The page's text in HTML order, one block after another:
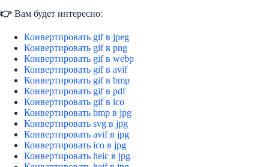
👉 Вам будет интересно:
Конвертировать gif в jpeg
Конвертировать gif в png
Конвертировать gif в webp
Конвертировать gif в avif
Конвертировать gif в bmp
Конвертировать gif в pdf
Конвертировать gif в ico
Конвертировать bmp в jpg
Конвертировать svg в jpg
Конвертировать avif в jpg
Конвертировать ico в jpg
Конвертировать heic в jpg